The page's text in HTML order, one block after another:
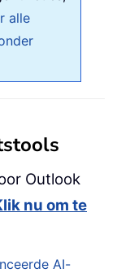
alle
Outlook
nu om te
AI-